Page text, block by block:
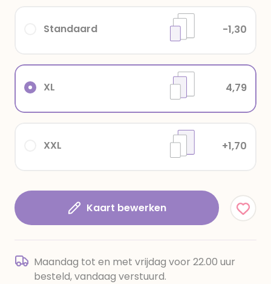
XXL +1,70
XL 4,79
Standaard -1,30
Kaart bewerken
Maandag tot en met vrijdag voor 22.00 uur
besteld, vandaag verstuurd.